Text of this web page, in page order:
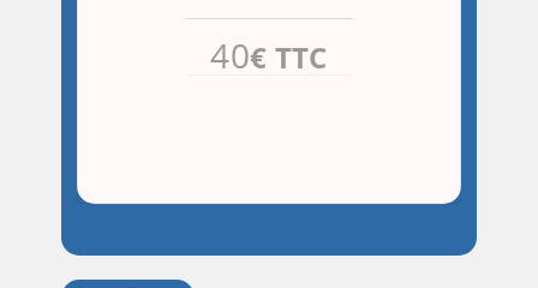
40€ TTC